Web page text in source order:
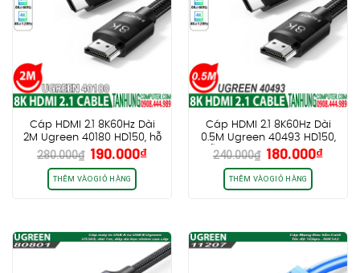
Cáp HDMI 2.1 8K60Hz Dài
2M Ugreen 40180 HD150, hỗ
trợ eARC HDR 48Gbps
280.000₫ Giá
gốc
là:
280.000₫.
190.000₫Giá
THÊM VÀO GIỎ HÀNG
Cáp HDMI 2.1 8K60Hz Dài
0.5M Ugreen 40493 HD150,
hỗ trợ eARC HDR 48Gbps
240.000₫ Giá
gốc
là:
240.000₫.
180.000₫Giá
THÊM VÀO GIỎ HÀNG